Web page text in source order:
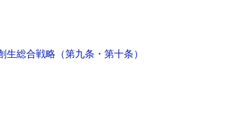
生総合戦略 （第九条・第十条）